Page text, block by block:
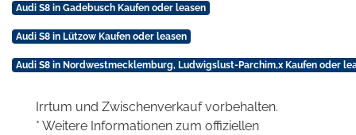
Audi S8 in Gadebusch Kaufen oder leasen
Audi S8 in Lützow Kaufen oder leasen
Audi S8 in Nordwestmecklemburg, Ludwigslust-Parchim,x Kaufen oder
Irrtum und Zwischenverkauf vorbehalten.
* Weitere Informationen zum offiziellen